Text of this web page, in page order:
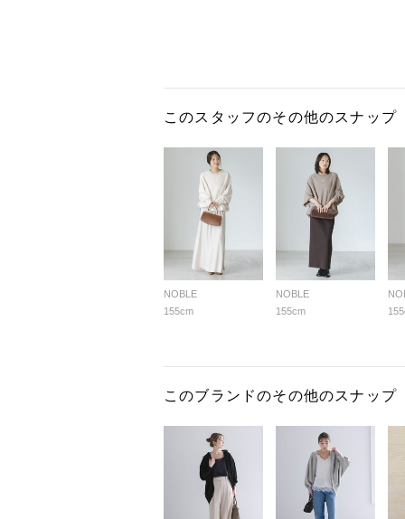
このスタッフのその他のスナップ
NOBLE
155cm
NOBLE
155cm
このブランドのその他のスナップ